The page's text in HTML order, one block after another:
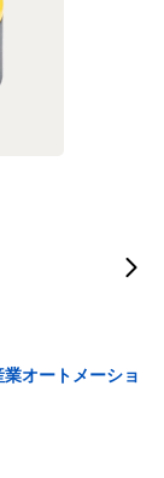
オートメーショ